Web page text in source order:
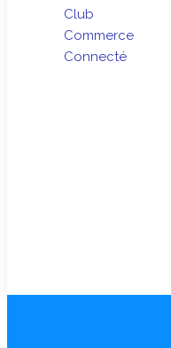
Club
Commerce
Connecté